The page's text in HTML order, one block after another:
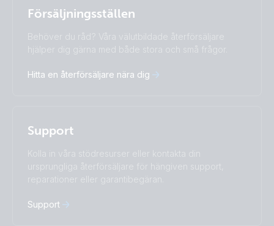
Svenska
Change language
Čeština
Dansk
Español
Français
Română
Türkçe
Ελληνικά
Русский
Українська
中國人
Försäljningsställen
Behöver du råd? Våra välutbildade återförsäljare
hjälper dig gärna med både stora och små frågor.
Hitta en återförsäljare nära dig
Support
Kolla in våra stödresurser eller kontakta din
ursprungliga återförsäljare för hängiven support,
reparationer eller garantibegäran.
Support